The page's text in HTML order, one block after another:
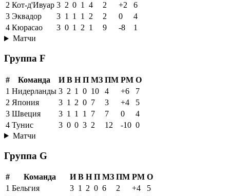
2 Кот-д'Ивуар 3 2 0 1 4 2 +2
6
3 Эквадор 3 1 1 1 2 2 0
4
4 Кюрасао 3 0 1 2 1 9 -8
1
Матчи
Группа F
# Команда И В Н П МЗ ПМ РМ О
1 Нидерланды 3 2 1 0 10 4 +6
7
2 Япония 3 1 2 0 7 3 +4
5
3 Швеция 3 1 1 1 7 7 0
4
4 Тунис 3 0 0 3 2 12 -10 0
Матчи
Группа G
# Команда И В Н П МЗ ПМ РМ О
1 Бельгия 3 1 2 0 6 2 +4
5